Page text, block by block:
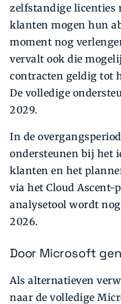
zelfstandige licenties
klanten mogen hun
moment nog
vervalt ook die
contracten geldig tot
De volledige
2029.
In de
ondersteunen bij het
klanten en het
via het Cloud Ascent-
analysetool wordt
2026.
Door Microsoft
Als alternatieven
naar de volledige